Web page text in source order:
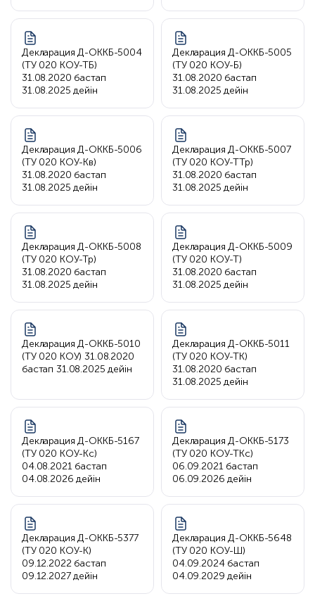
Декларация Д-ОККБ-5004
(ТУ 020 КОУ-ТБ)
31.08.2020 бастап
31.08.2025 дейін
Декларация Д-ОККБ-5005
(ТУ 020 КОУ-Б)
31.08.2020 бастап
31.08.2025 дейін
Декларация Д-ОККБ-5006
(ТУ 020 КОУ-Кв)
31.08.2020 бастап
31.08.2025 дейін
Декларация Д-ОККБ-5007
(ТУ 020 КОУ-ТТр)
31.08.2020 бастап
31.08.2025 дейін
Декларация Д-ОККБ-5008
(ТУ 020 КОУ-Тр)
31.08.2020 бастап
31.08.2025 дейін
Декларация Д-ОККБ-5009
(ТУ 020 КОУ-Т)
31.08.2020 бастап
31.08.2025 дейін
Декларация Д-ОККБ-5010
(ТУ 020 КОУ) 31.08.2020
бастап 31.08.2025 дейін
Декларация Д-ОККБ-5011
(ТУ 020 КОУ-ТК)
31.08.2020 бастап
31.08.2025 дейін
Декларация Д-ОККБ-5167
(ТУ 020 КОУ-Кс)
04.08.2021 бастап
04.08.2026 дейін
Декларация Д-ОККБ-5173
(ТУ 020 КОУ-ТКс)
06.09.2021 бастап
06.09.2026 дейін
Декларация Д-ОККБ-5377
(ТУ 020 КОУ-К)
09.12.2022 бастап
09.12.2027 дейін
Декларация Д-ОККБ-5648
(ТУ 020 КОУ-Ш)
04.09.2024 бастап
04.09.2029 дейін